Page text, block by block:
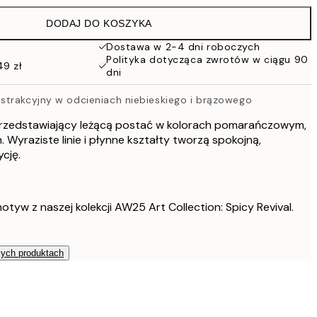
152 zł
DODAJ DO KOSZYKA
Dostawa w 2-4 dni roboczych
zł
Polityka dotycząca zwrotów w ciągu 90
dni
w odcieniach niebieskiego i brązowego
leżącą postać w kolorach pomarańczowym,
Wyraziste linie i płynne kształty tworzą spokojną,
z naszej kolekcji AW25 Art Collection: Spicy Revival.
produktach